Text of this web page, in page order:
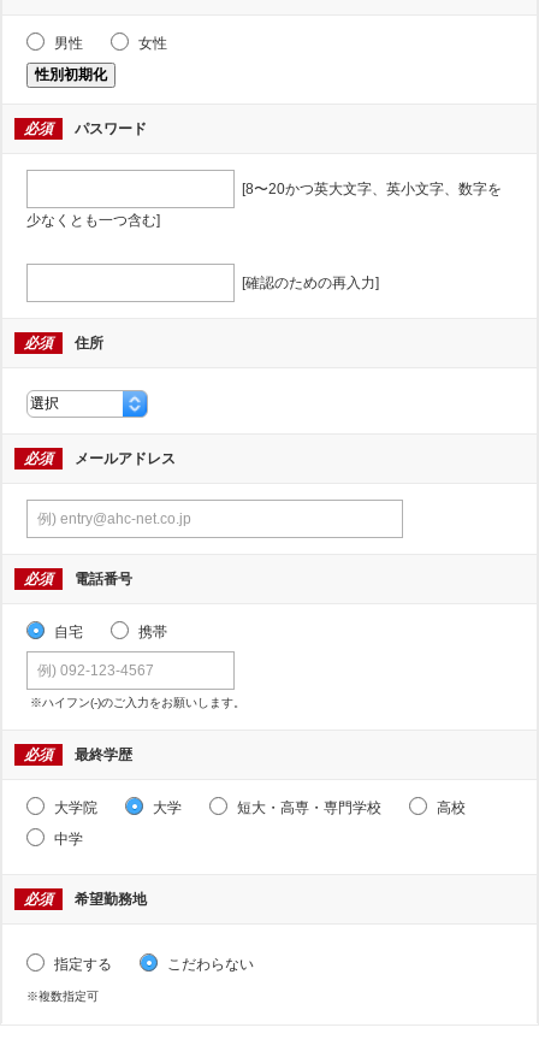
男性
女性
性別初期化
必須 パスワード
[8〜20かつ英大文字、英小文字、数字を
少なくとも一つ含む]
[確認のための再入力]
必須 住所
必須 メールアドレス
必須 電話番号
自宅 携帯
※ハイフン(-)のご入力をお願いします。
必須 最終学歴
大学院 大学 短大・高専・専門学校
高校
中学
必須 希望勤務地
指定する こだわらない
※複数指定可